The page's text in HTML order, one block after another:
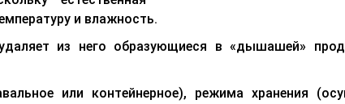
и влажность.
из него образующиеся в «дышашей»
или контейнерное), режима хранения